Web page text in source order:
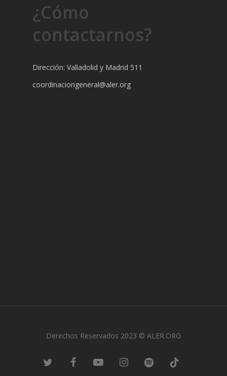
¿Cómo
contactarnos?
Dirección: Valladolid y Madrid 511
coordinaciongeneral@aler.org
Derechos Reservados 2023 © ALER.ORG